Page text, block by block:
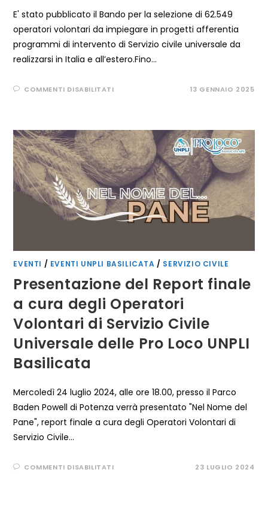
E' stato pubblicato il Bando per la selezione di 62.549
operatori volontari da impiegare in progetti afferentia
programmi di intervento di Servizio civile universale da
realizzarsi in Italia e all’estero.Fino…
COMMENTI DISABILITATISU
DI
62.549
OPERATORI
VOLONTARI
DA
IMPIEGARE
IN
PROGETTI
DI
SERVIZIO
CIVILE
UNIVERSALE
–
18
FEBBRAIO
2025
13 GENNAIO 2025
EVENTI / EVENTI UNPLI BASILICATA / SERVIZIO CIVILE
Presentazione del Report finale
a cura degli Operatori
Volontari di Servizio Civile
Universale delle Pro Loco UNPLI
Basilicata
Mercoledì 24 luglio 2024, alle ore 18.00, presso il Parco
Baden Powell di Potenza verrà presentato "Nel Nome del
Pane", report finale a cura degli Operatori Volontari di
Servizio Civile…
COMMENTI DISABILITATISU 23 LUGLIO 2024